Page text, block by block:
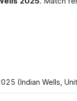
(Indian Wells